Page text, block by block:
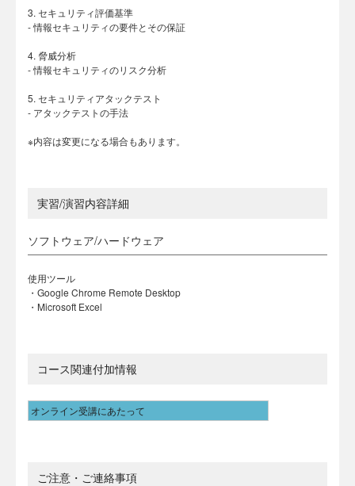
3. セキュリティ評価基準
- 情報セキュリティの要件とその保証
4. 脅威分析
- 情報セキュリティのリスク分析
5. セキュリティアタックテスト
- アタックテストの手法
※内容は変更になる場合もあります。
実習/演習内容詳細
ソフトウェア/ハードウェア
使用ツール
・Google Chrome Remote Desktop
・Microsoft Excel
コース関連付加情報
オンライン受講にあたって
ご注意・ご連絡事項